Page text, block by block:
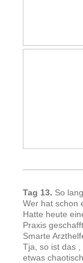
Tag 13. So
Wer hat schon
Hatte heute
Praxis
Smarte
Tja, so ist das
etwas